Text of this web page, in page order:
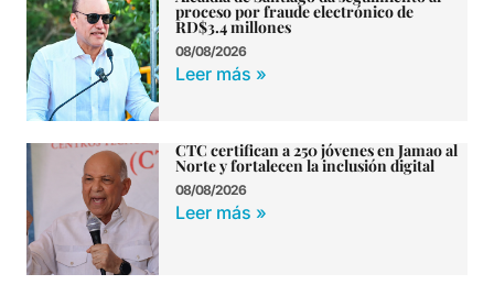
proceso por fraude electrónico de
RD$3.4 millones
08/08/2026
Leer más »
CTC certifican a 250 jóvenes en Jamao al
Norte y fortalecen la inclusión digital
08/08/2026
Leer más »